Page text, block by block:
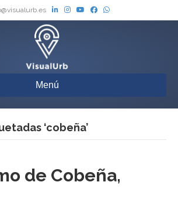
Menú
‘cobeña’
de Cobeña,